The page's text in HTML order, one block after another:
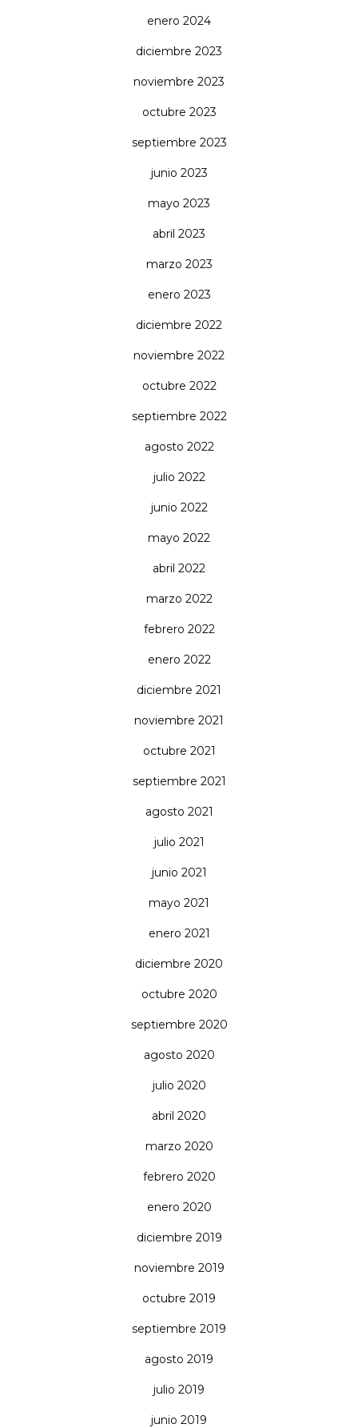
enero 2024
diciembre 2023
noviembre 2023
octubre 2023
septiembre 2023
junio 2023
mayo 2023
abril 2023
marzo 2023
enero 2023
diciembre 2022
noviembre 2022
octubre 2022
septiembre 2022
agosto 2022
julio 2022
junio 2022
mayo 2022
abril 2022
marzo 2022
febrero 2022
enero 2022
diciembre 2021
noviembre 2021
octubre 2021
septiembre 2021
agosto 2021
julio 2021
junio 2021
mayo 2021
enero 2021
diciembre 2020
octubre 2020
septiembre 2020
agosto 2020
julio 2020
abril 2020
marzo 2020
febrero 2020
enero 2020
diciembre 2019
noviembre 2019
octubre 2019
septiembre 2019
agosto 2019
julio 2019
junio 2019